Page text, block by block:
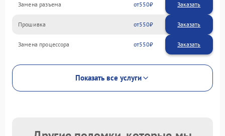
Замена разъема 550
Прошивка 550
Замена процессора 550
Показать все услуги